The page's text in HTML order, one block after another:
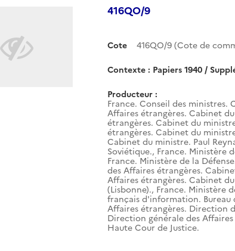
416QO/9
Cote 416QO/9 (Cote de
Contexte : Papiers 1940 /
Producteur :
France. Conseil des ministres.
Affaires étrangères. Cabinet
étrangères. Cabinet du
étrangères. Cabinet du
Cabinet du ministre. Paul
Soviétique., France. Ministère
France. Ministère de la
des Affaires étrangères.
Affaires étrangères. Cabinet
(Lisbonne)., France. Ministère
français d'information. Bureau
Affaires étrangères. Direction
Direction générale des
Haute Cour de Justice.